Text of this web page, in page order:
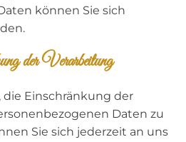
können Sie sich
der Verarbeitung
die Einschränkung der
Daten zu
Sie sich jederzeit an uns